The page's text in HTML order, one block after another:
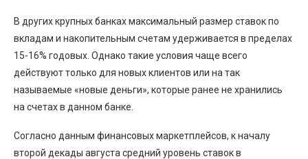
В других крупных банках максимальный размер ставок по
вкладам и накопительным счетам удерживается в пределах
15-16% годовых. Однако такие условия чаще всего
действуют только для новых клиентов или на так
называемые «новые деньги», которые ранее не хранились
на счетах в данном банке.
Согласно данным финансовых маркетплейсов, к началу
второй декады августа средний уровень ставок в